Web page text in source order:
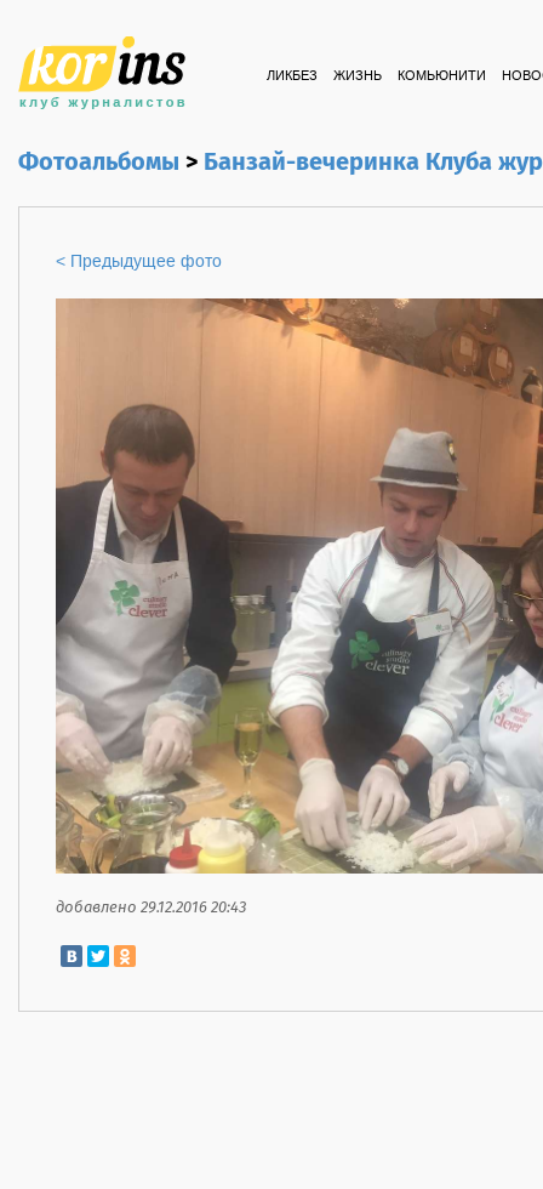
ЛИКБЕЗ ЖИЗНЬ КОМЬЮНИТИ
Фотоальбомы>Банзай-вечеринка Клуба
< Предыдущее фото
добавлено 29.12.2016 20:43